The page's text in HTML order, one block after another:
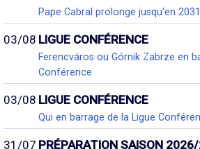
Pape Cabral prolonge jusqu'en 2031
03/08 LIGUE CONFÉRENCE
Ferencváros ou Górnik Zabrze en
Conférence
03/08 LIGUE CONFÉRENCE
Qui en barrage de la Ligue
31/07 PRÉPARATION SAISON